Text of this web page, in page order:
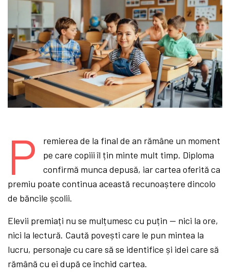
P
remierea de la final de an rămâne un moment
pe care copiii îl țin minte mult timp. Diploma
confirmă munca depusă, iar cartea oferită ca
premiu poate continua această recunoaștere dincolo
de băncile școlii.
Elevii premiați nu se mulțumesc cu puțin — nici la ore,
nici la lectură. Caută povești care le pun mintea la
lucru, personaje cu care să se identifice și idei care să
rămână cu ei după ce închid cartea.